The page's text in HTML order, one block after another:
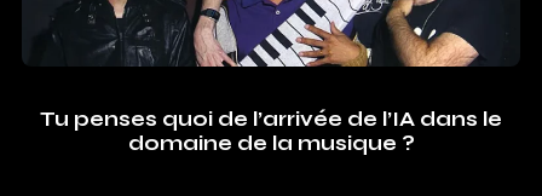
Tu penses quoi de l’arrivée de l’IA dans le
domaine de la musique ?